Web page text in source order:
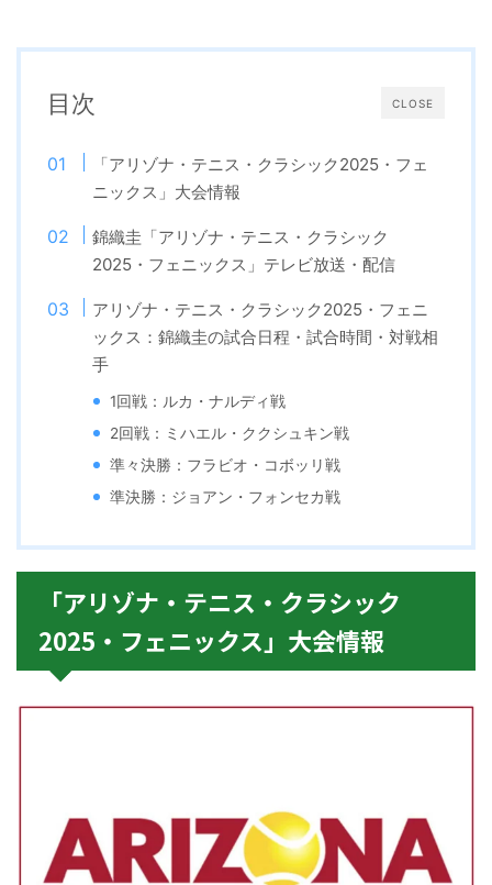
CLOSE
目次
「アリゾナ・テニス・クラシック2025・フェ
ニックス」大会情報
錦織圭「アリゾナ・テニス・クラシック
2025・フェニックス」テレビ放送・配信
アリゾナ・テニス・クラシック2025・フェニ
ックス：錦織圭の試合日程・試合時間・対戦相
手
1回戦：ルカ・ナルディ戦
2回戦：ミハエル・ククシュキン戦
準々決勝：フラビオ・コボッリ戦
準決勝：ジョアン・フォンセカ戦
「アリゾナ・テニス・クラシック
2025・フェニックス」大会情報